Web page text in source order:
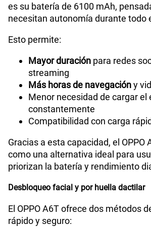
es su batería de 6100 mAh,
necesitan autonomía durante todo
Esto permite:
Mayor duración para redes
streaming
Más horas de navegacióny
Menor necesidad de cargar el
constantemente
Compatibilidad con carga
Gracias a esta capacidad, el OPPO
como una alternativa ideal para
priorizan la batería y rendimiento
Desbloqueo facial y por huella dactilar
El OPPO A6T ofrece dos métodos
rápido y seguro: